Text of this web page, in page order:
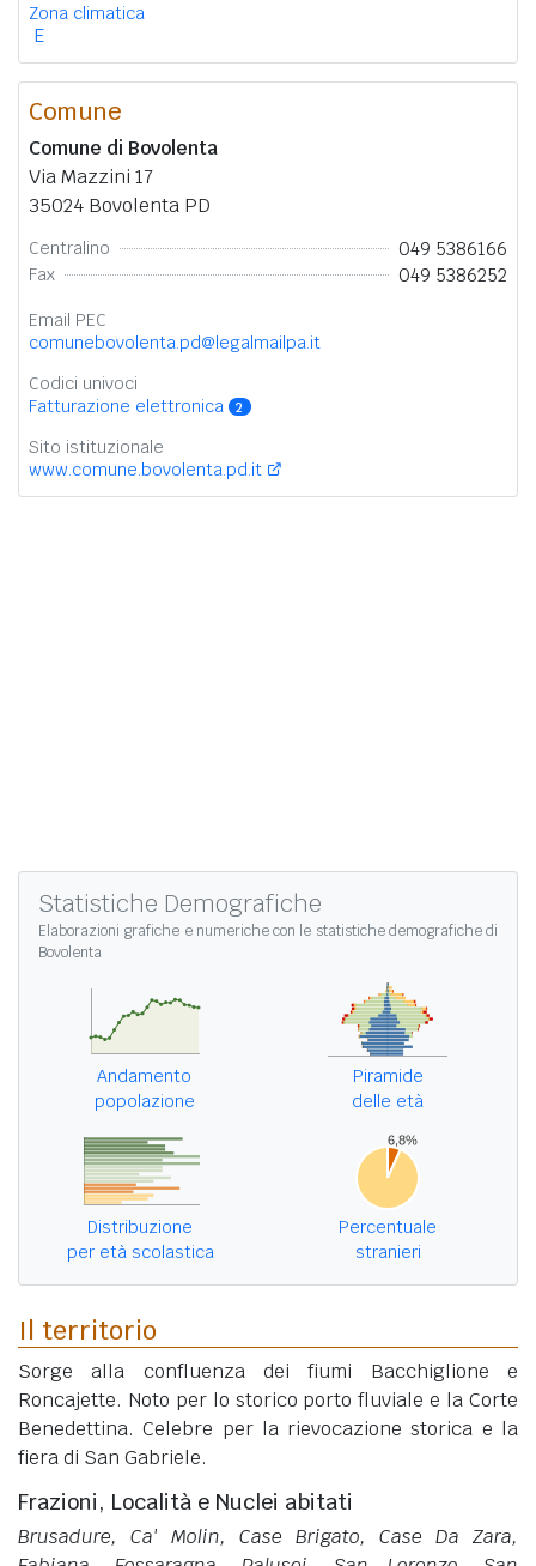
Zona climatica
E
Comune
Comune di Bovolenta
Via Mazzini 17
35024 Bovolenta PD
Centralino 049 5386166
Fax 049 5386252
Email PEC
comunebovolenta.pd@legalmailpa.it
Codici univoci
Fatturazione elettronica
2
Sito istituzionale
www.comune.bovolenta.pd.it
Statistiche Demografiche
Elaborazioni grafiche e numeriche con le statistiche demografiche di
Bovolenta
Andamento
popolazione
Piramide
delle età
Distribuzione
per età scolastica
Percentuale
stranieri
Il territorio
Sorge alla confluenza dei fiumi Bacchiglione e
Roncajette. Noto per lo storico porto fluviale e la Corte
Benedettina. Celebre per la rievocazione storica e la
fiera di San Gabriele.
Frazioni, Località e Nuclei abitati
Brusadure, Ca' Molin, Case Brigato, Case Da Zara,